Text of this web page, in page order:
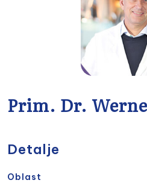
Prim. Dr.
Detalje
Oblast